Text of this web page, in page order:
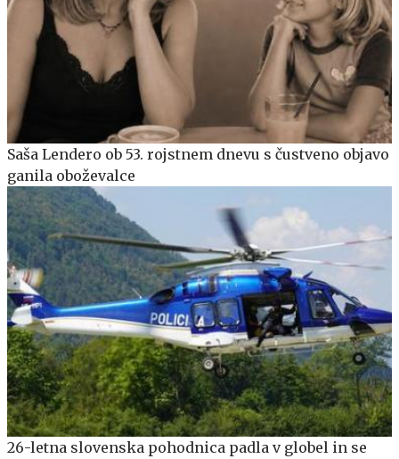
Saša Lendero ob 53. rojstnem dnevu s čustveno objavo
ganila oboževalce
26-letna slovenska pohodnica padla v globel in se